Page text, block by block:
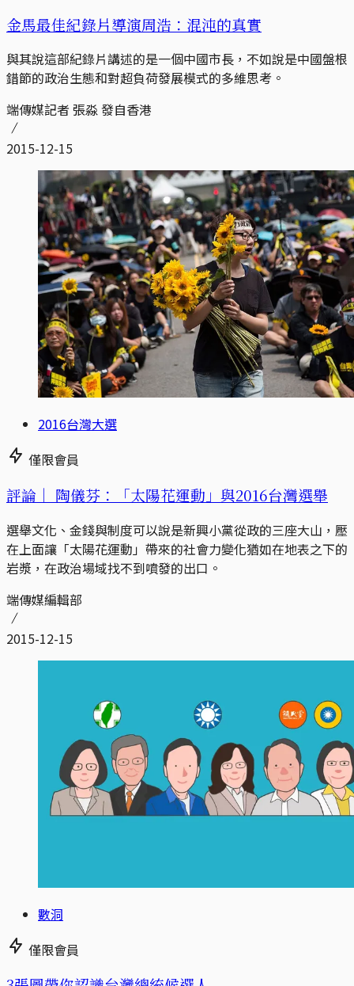
金馬最佳紀錄片導演周浩：混沌的真實
與其說這部紀錄片講述的是一個中國市長，不如說是中國盤根
錯節的政治生態和對超負荷發展模式的多維思考。
端傳媒記者 張淼 發自香港
2015-12-15
2016台灣大選
僅限會員
評論｜ 陶儀芬：「太陽花運動」與2016台灣選舉
選舉文化、金錢與制度可以說是新興小黨從政的三座大山，壓
在上面讓「太陽花運動」帶來的社會力變化猶如在地表之下的
岩漿，在政治場域找不到噴發的出口。
端傳媒編輯部
2015-12-15
數洞
僅限會員